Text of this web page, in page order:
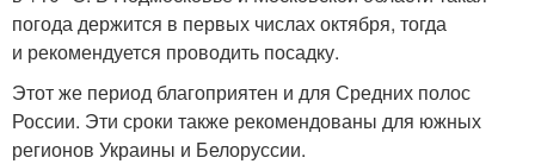
погода держится в первых числах октября, тогда
и рекомендуется проводить посадку.
Этот же период благоприятен и для Средних полос
России. Эти сроки также рекомендованы для южных
регионов Украины и Белоруссии.